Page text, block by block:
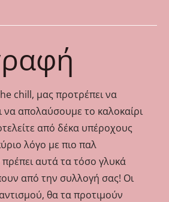
chill, μας προτρέπει να
να απολαύσουμε το καλοκαίρι
από δέκα υπέροχους
λόγο με πιο παλ
αυτά τα τόσο γλυκά
από την συλλογή σας! Οι
θα τα προτιμούν